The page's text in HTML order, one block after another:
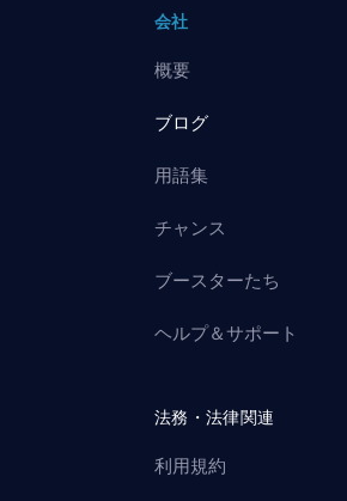
会社
概要
ブログ
用語集
チャンス
ブースターたち
ヘルプ＆サポート
法務・法律関連
利用規約